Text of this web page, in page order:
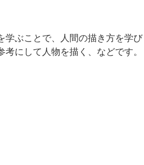
学ぶことで、人間の描き方を学び
にして人物を描く、などです。